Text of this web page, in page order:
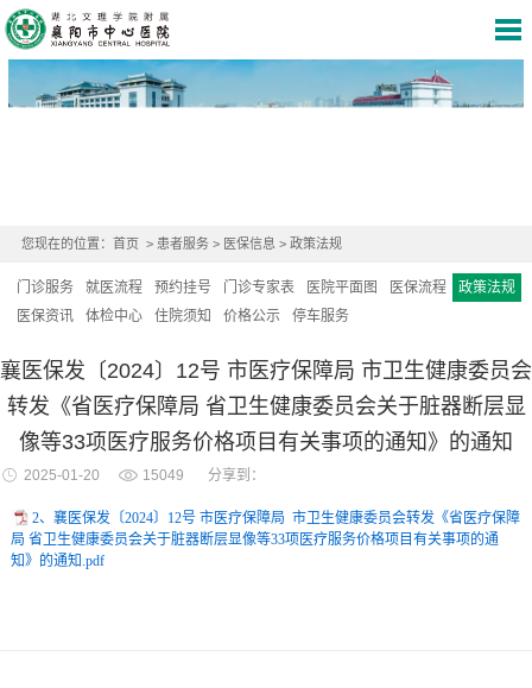
您现在的位置： 首页 > 患者服务 > 医保信息 > 政策法规
门诊服务 就医流程 预约挂号 门诊专家表 医院平面图 医保流程
政策法规
医保资讯
体检中心 住院须知 价格公示 停车服务
襄医保发〔2024〕12号 市医疗保障局 市卫生健康委员会
转发《省医疗保障局 省卫生健康委员会关于脏器断层显
像等33项医疗服务价格项目有关事项的通知》的通知
2025-01-20 15049 分享到：
2、襄医保发〔2024〕12号 市医疗保障局 市卫生健康委员会转发《省医疗保障
局 省卫生健康委员会关于脏器断层显像等33项医疗服务价格项目有关事项的通
知》的通知.pdf